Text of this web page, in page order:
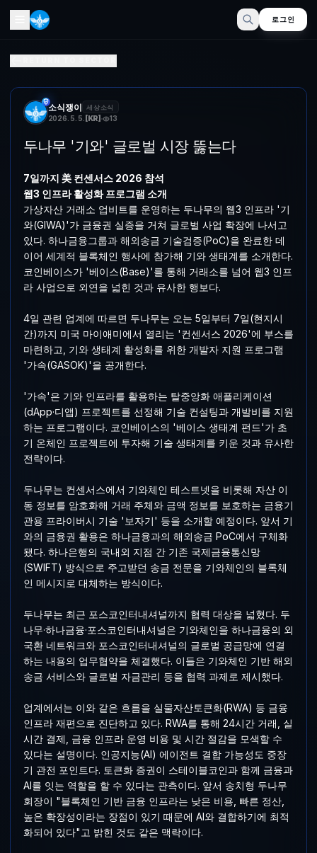
로그인
소식쟁이 세상소식
2026. 5. 5. [KR] 13
두나무 '기와' 글로벌 시장 뚫는다
7일까지 美 컨센서스 2026 참석
웹3 인프라 활성화 프로그램 소개
가상자산 거래소 업비트를 운영하는 두나무의 웹3 인프라 '기
와(GIWA)'가 금융권 실증을 거쳐 글로벌 사업 확장에 나서고
있다. 하나금융그룹과 해외송금 기술검증(PoC)을 완료한 데
이어 세계적 블록체인 행사에 참가해 기와 생태계를 소개한다.
코인베이스가 '베이스(Base)'를 통해 거래소를 넘어 웹3 인프
라 사업으로 외연을 넓힌 것과 유사한 행보다.
4일 관련 업계에 따르면 두나무는 오는 5일부터 7일(현지시
간)까지 미국 마이애미에서 열리는 '컨센서스 2026'에 부스를
마련하고, 기와 생태계 활성화를 위한 개발자 지원 프로그램
'가속(GASOK)'을 공개한다.
'가속'은 기와 인프라를 활용하는 탈중앙화 애플리케이션
(dApp·디앱) 프로젝트를 선정해 기술 컨설팅과 개발비를 지원
하는 프로그램이다. 코인베이스의 '베이스 생태계 펀드'가 초
기 온체인 프로젝트에 투자해 기술 생태계를 키운 것과 유사한
전략이다.
두나무는 컨센서스에서 기와체인 테스트넷을 비롯해 자산 이
동 정보를 암호화해 거래 주체와 금액 정보를 보호하는 금융기
관용 프라이버시 기술 '보자기' 등을 소개할 예정이다. 앞서 기
와의 금융권 활용은 하나금융과의 해외송금 PoC에서 구체화
됐다. 하나은행의 국내외 지점 간 기존 국제금융통신망
(SWIFT) 방식으로 주고받던 송금 전문을 기와체인의 블록체
인 메시지로 대체하는 방식이다.
두나무는 최근 포스코인터내셔널까지 협력 대상을 넓혔다. 두
나무·하나금융·포스코인터내셔널은 기와체인을 하나금융의 외
국환 네트워크와 포스코인터내셔널의 글로벌 공급망에 연결
하는 내용의 업무협약을 체결했다. 이들은 기와체인 기반 해외
송금 서비스와 글로벌 자금관리 등을 협력 과제로 제시했다.
업계에서는 이와 같은 흐름을 실물자산토큰화(RWA) 등 금융
인프라 재편으로 진단하고 있다. RWA를 통해 24시간 거래, 실
시간 결제, 금융 인프라 운영 비용 및 시간 절감을 모색할 수
있다는 설명이다. 인공지능(AI) 에이전트 결합 가능성도 중장
기 관전 포인트다. 토큰화 증권이 스테이블코인과 함께 금융과
AI를 잇는 역할을 할 수 있다는 관측이다. 앞서 송치형 두나무
회장이 "블록체인 기반 금융 인프라는 낮은 비용, 빠른 정산,
높은 확장성이라는 장점이 있기 때문에 AI와 결합하기에 최적
화되어 있다"고 밝힌 것도 같은 맥락이다.